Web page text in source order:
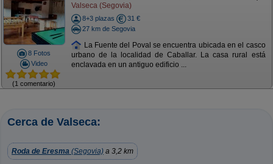
8 Fotos
Video
(1 comentario)
Valseca (Segovia)
8+3 plazas
31 €
27 km de Segovia
La Fuente del Poval se encuentra ubicada en el casco
urbano de la localidad de Caballar. La casa rural está
enclavada en un antiguo edificio ...
Cerca de Valseca:
Roda de Eresma (Segovia) a 3,2 km